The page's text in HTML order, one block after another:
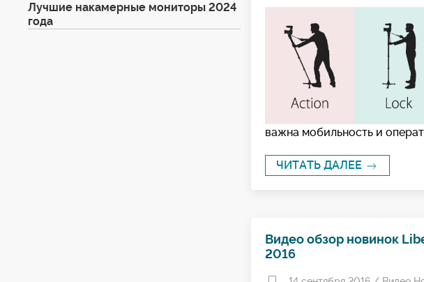
Лучшие накамерные мониторы 2024
года
важна мобильность и
ЧИТАТЬ ДАЛЕЕ
Видео обзор новинок
2016